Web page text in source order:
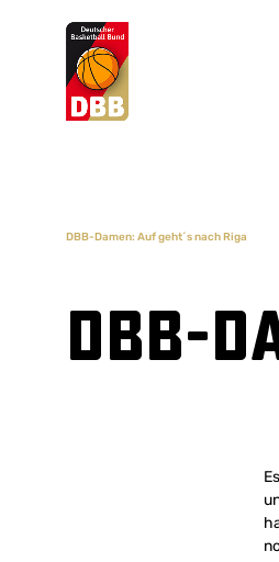
Suchvorschläge
DBB-Damen: Auf geht´s nach Riga
DBB-